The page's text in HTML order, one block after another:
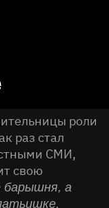
роли
раз стал
СМИ,
свою
барышня, а